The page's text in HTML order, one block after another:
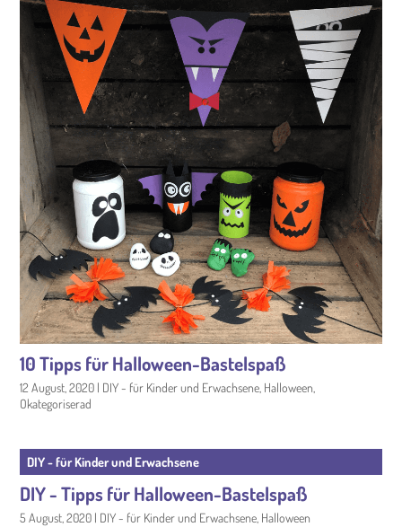
10 Tipps für Halloween-Bastelspaß
12 August, 2020 | DIY - für Kinder und Erwachsene Halloween
Okategoriserad
DIY - für Kinder und Erwachsene
DIY - Tipps für Halloween-Bastelspaß
5 August, 2020 | DIY - für Kinder und Erwachsene Halloween